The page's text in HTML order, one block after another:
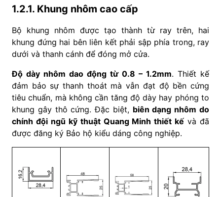
1.2.1. Khung nhôm cao cấp
Bộ khung nhôm được tạo thành từ ray trên, hai
khung đứng hai bên liên kết phải sập phía trong, ray
dưới và thanh cánh để đóng mở cửa.
Độ dày nhôm dao động từ 0.8 – 1.2mm. Thiết kế
đảm bảo sự thanh thoát mà vẫn đạt độ bền cứng
tiêu chuẩn, mà không cần tăng độ dày hay phóng to
khung gây thô cứng. Đặc biệt, biên dạng nhôm do
chính đội ngũ kỹ thuật Quang Minh thiết kế và đã
được đăng ký Bảo hộ kiểu dáng công nghiệp.